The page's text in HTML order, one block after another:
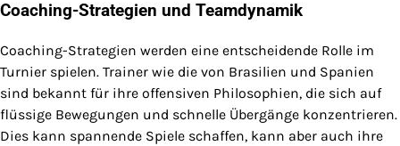
Coaching-Strategien und Teamdynamik
Coaching-Strategien werden eine entscheidende Rolle im
Turnier spielen. Trainer wie die von Brasilien und Spanien
sind bekannt für ihre offensiven Philosophien, die sich auf
flüssige Bewegungen und schnelle Übergänge konzentrieren.
Dies kann spannende Spiele schaffen, kann aber auch ihre